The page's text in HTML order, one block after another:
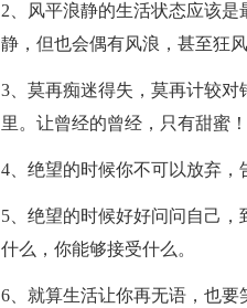
2、风平浪静的生活状态应该
静，但也会偶有风浪，甚至狂
3、莫再痴迷得失，莫再计较
里。让曾经的曾经，只有甜蜜
4、绝望的时候你不可以放弃，
5、绝望的时候好好问问自己
什么，你能够接受什么。
6、就算生活让你再无语，也要